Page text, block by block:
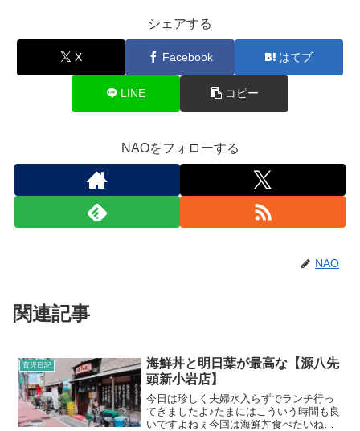
シェアする
X Facebook はてブ
LINE コピー
NAOをフォローする
NAO
関連記事
育児日記
海鮮丼と明日葉が最高な【源八先
頭新小岩店】
今日は珍しく夫婦水入らずでランチ行っ
てきましたよ♪たまにはこういう時間も良
いですよねぇ今回は海鮮丼食べたいね